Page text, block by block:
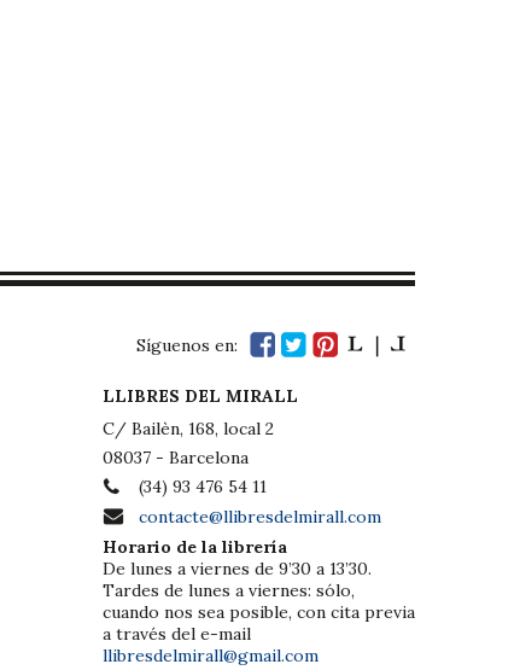
Síguenos en:
LLIBRES DEL MIRALL
C/ Bailèn, 168, local 2
08037 - Barcelona
(34) 93 476 54 11
contacte@llibresdelmirall.com
Horario de la librería
De lunes a viernes de 9’30 a 13’30.
Tardes de lunes a viernes: sólo,
cuando nos sea posible, con cita previa
a través del e-mail
llibresdelmirall@gmail.com